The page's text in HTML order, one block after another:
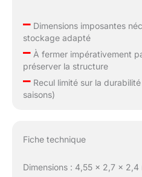
–Dimensions imposantes
stockage adapté
–À fermer impérativement
préserver la structure
–Recul limité sur la
saisons)
Fiche technique
Dimensions : 4,55 x 2,7 x 2,4